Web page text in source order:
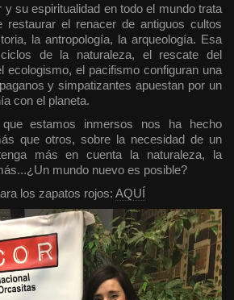
y su espiritualidad en todo el mundo trata
el renacer de antiguos cultos
la antropología, la arqueología. Esa
de la naturaleza, el rescate del
ecologismo, el pacifismo configuran una
y simpatizantes apuestan por un
con el planeta.
estamos inmersos nos ha hecho
que otros, sobre la necesidad de un
más en cuenta la naturaleza, la
mundo nuevo es posible?
los zapatos rojos: AQUÍ